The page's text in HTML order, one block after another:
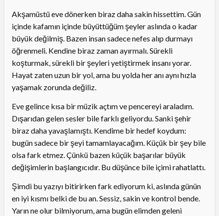
Akşamüstü eve dönerken biraz daha sakin hissettim. Gün
içinde kafamın içinde büyüttüğüm şeyler aslında o kadar
büyük değilmiş. Bazen insan sadece nefes alıp durmayı
öğrenmeli. Kendine biraz zaman ayırmalı. Sürekli
koşturmak, sürekli bir şeyleri yetiştirmek insanı yorar.
Hayat zaten uzun bir yol, ama bu yolda her anı aynı hızla
yaşamak zorunda değiliz.
Eve gelince kısa bir müzik açtım ve pencereyi araladım.
Dışarıdan gelen sesler bile farklı geliyordu. Sanki şehir
biraz daha yavaşlamıştı. Kendime bir hedef koydum:
bugün sadece bir şeyi tamamlayacağım. Küçük bir şey bile
olsa fark etmez. Çünkü bazen küçük başarılar büyük
değişimlerin başlangıcıdır. Bu düşünce bile içimi rahatlattı.
Şimdi bu yazıyı bitirirken fark ediyorum ki, aslında günün
en iyi kısmı belki de bu an. Sessiz, sakin ve kontrol bende.
Yarın ne olur bilmiyorum, ama bugün elimden geleni